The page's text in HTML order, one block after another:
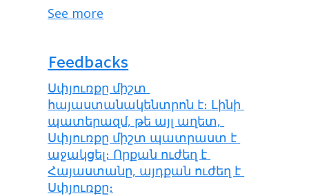
See more
Feedbacks
Սփյուռքը միշտ
հայաստանակենտրոն է։ Լինի
պատերազմ, թե այլ աղետ,
Սփյուռքը միշտ պատրաստ է
աջակցել։ Որքան ուժեղ է
Հայաստանը, այդքան ուժեղ է
Սփյուռքը։